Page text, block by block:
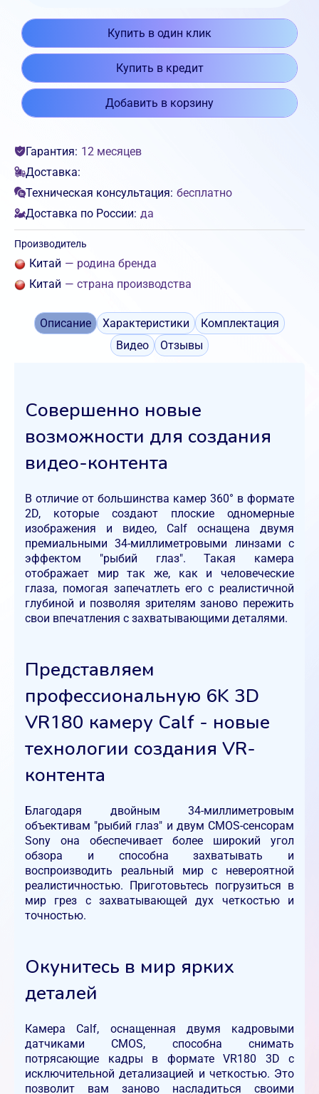
Купить в один клик
Купить в кредит
Добавить в корзину
Гарантия: 12 месяцев
Доставка:
Техническая консультация: бесплатно
Доставка по России: да
Производитель
Китай — родина бренда
Китай — страна производства
Описание Характеристики
Комплектация
Видео
Отзывы
Совершенно новые
возможности для создания
видео-контента
В отличие от большинства камер 360° в формате
2D, которые создают плоские одномерные
изображения и видео, Calf оснащена двумя
премиальными 34-миллиметровыми линзами с
эффектом "рыбий глаз". Такая камера
отображает мир так же, как и человеческие
глаза, помогая запечатлеть его с реалистичной
глубиной и позволяя зрителям заново пережить
свои впечатления с захватывающими деталями.
Представляем
профессиональную 6K 3D
VR180 камеру Calf - новые
технологии создания VR-
контента
Благодаря двойным 34-миллиметровым
объективам "рыбий глаз" и двум CMOS-сенсорам
Sony она обеспечивает более широкий угол
обзора и способна захватывать и
воспроизводить реальный мир с невероятной
реалистичностью. Приготовьтесь погрузиться в
мир грез с захватывающей дух четкостью и
точностью.
Окунитесь в мир ярких
деталей
Камера Calf, оснащенная двумя кадровыми
датчиками CMOS, способна снимать
потрясающие кадры в формате VR180 3D с
исключительной детализацией и четкостью. Это
позволит вам заново насладиться своими